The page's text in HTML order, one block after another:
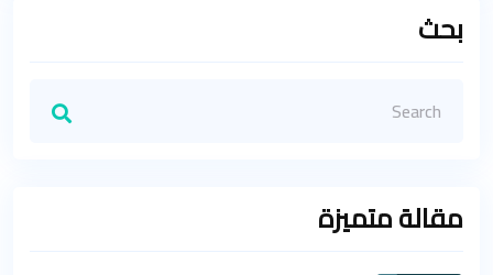
بحث
مقالة متميزة